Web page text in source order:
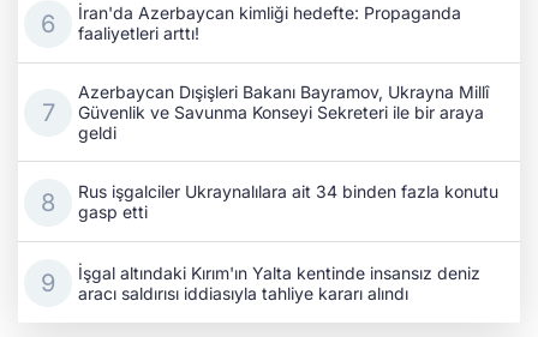
İran'da Azerbaycan kimliği hedefte: Propaganda
faaliyetleri arttı!
Azerbaycan Dışişleri Bakanı Bayramov, Ukrayna Millî
Güvenlik ve Savunma Konseyi Sekreteri ile bir araya
geldi
Rus işgalciler Ukraynalılara ait 34 binden fazla konutu
gasp etti
İşgal altındaki Kırım'ın Yalta kentinde insansız deniz
aracı saldırısı iddiasıyla tahliye kararı alındı